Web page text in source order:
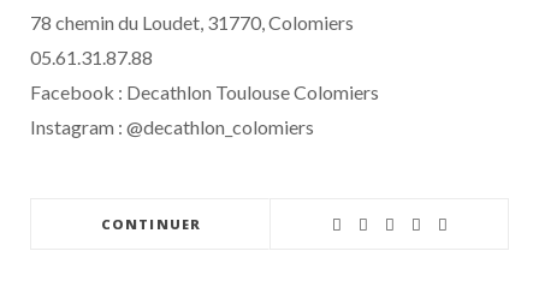
78 chemin du Loudet, 31770, Colomiers
05.61.31.87.88
Facebook : Decathlon Toulouse Colomiers
Instagram : @decathlon_colomiers
CONTINUER